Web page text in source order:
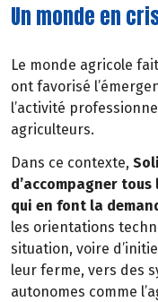
Un monde en
Le monde agricole
ont favorisé
l’activité
agriculteurs.
Dans ce contexte,
d’accompagner
qui en font la
les orientations
situation, voire
leur ferme, vers des
autonomes comme